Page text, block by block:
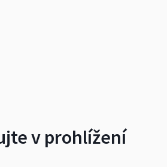
v prohlížení